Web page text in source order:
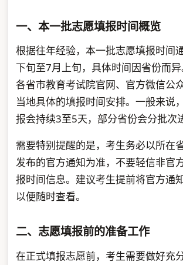
一、本一批志愿填报时间概览
根据往年经验，本一批志愿填报时间
下旬至7月上旬，具体时间因省份而
各省市教育考试院官网、官方微信公
当地具体的填报时间安排。一般来说
报会持续3至5天，部分省份会分批次
需要特别提醒的是，考生务必以所在
发布的官方通知为准，不要轻信非官
报时间信息。建议考生提前将官方通
以便随时查看。
二、志愿填报前的准备工作
在正式填报志愿前，考生需要做好充